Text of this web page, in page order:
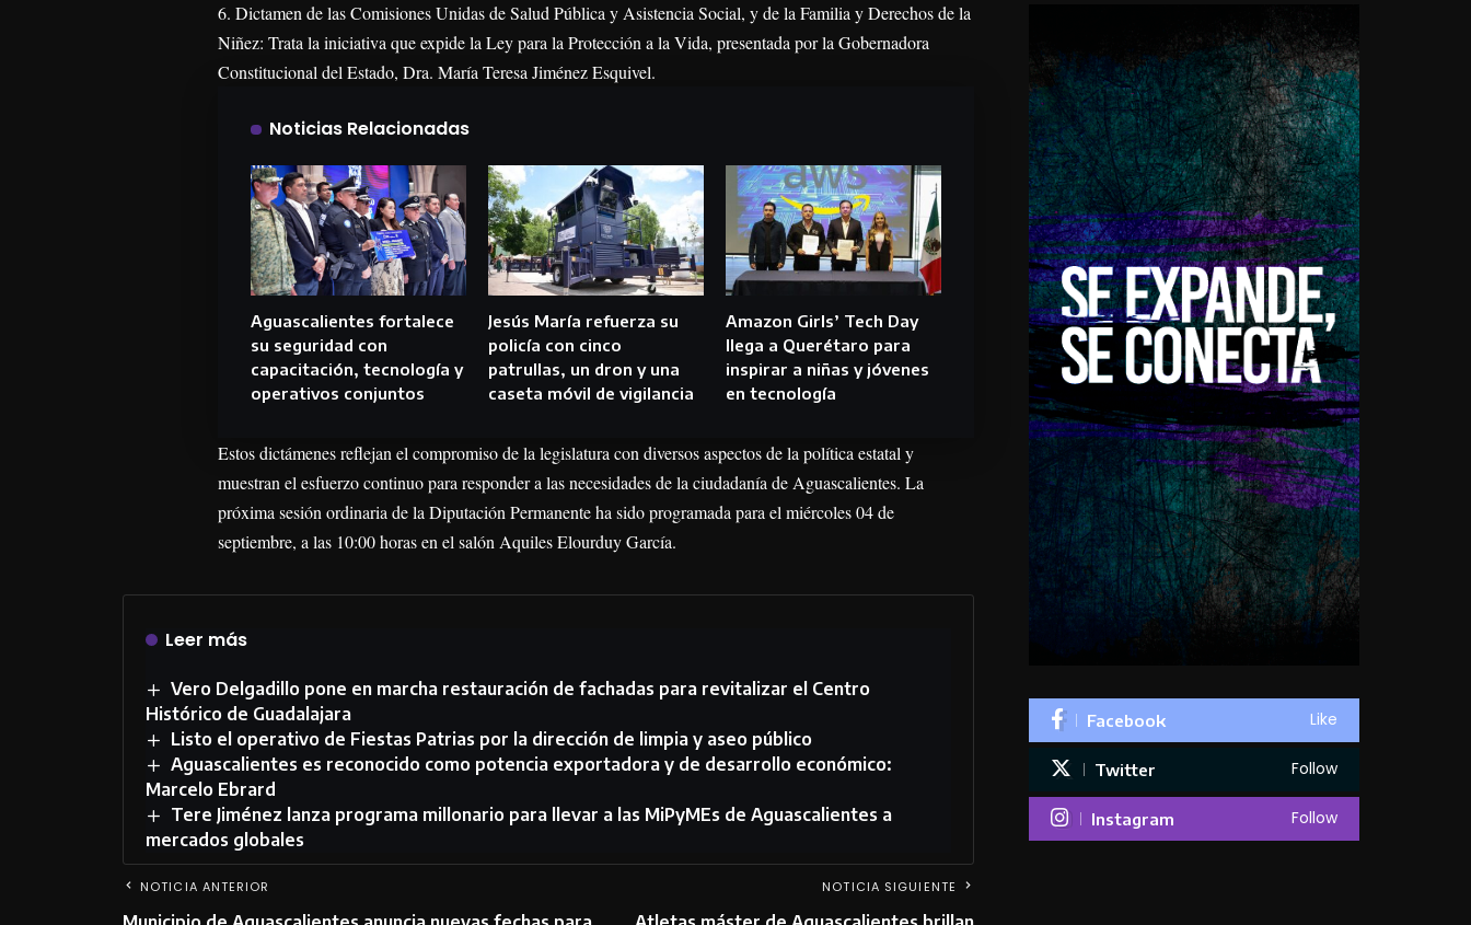
6. Dictamen de las Comisiones Unidas de Salud Pública y Asistencia Social, y de la Familia y Derechos de la
Niñez: Trata la iniciativa que expide la Ley para la Protección a la Vida, presentada por la Gobernadora
Constitucional del Estado, Dra. María Teresa Jiménez Esquivel.
Noticias Relacionadas
Aguascalientes fortalece
su seguridad con
capacitación, tecnología y
operativos conjuntos
Jesús María refuerza su
policía con cinco
patrullas, un dron y una
caseta móvil de vigilancia
Amazon Girls’ Tech Day
llega a Querétaro para
inspirar a niñas y jóvenes
en tecnología
Estos dictámenes reflejan el compromiso de la legislatura con diversos aspectos de la política estatal y
muestran el esfuerzo continuo para responder a las necesidades de la ciudadanía de Aguascalientes. La
próxima sesión ordinaria de la Diputación Permanente ha sido programada para el miércoles 04 de
septiembre, a las 10:00 horas en el salón Aquiles Elourduy García.
Leer más
Vero Delgadillo pone en marcha restauración de fachadas para revitalizar el Centro
Histórico de Guadalajara
Listo el operativo de Fiestas Patrias por la dirección de limpia y aseo público
Aguascalientes es reconocido como potencia exportadora y de desarrollo económico:
Marcelo Ebrard
Tere Jiménez lanza programa millonario para llevar a las MiPyMEs de Aguascalientes a
mercados globales
NOTICIA ANTERIOR NOTICIA SIGUIENTE
Facebook Like
Twitter Follow
Instagram Follow